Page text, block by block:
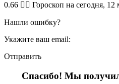
0.66 🧙‍♀ Гороскоп на сегодня, 12
Нашли ошибку?
Укажите ваш email:
Отправить
Спасибо! Мы